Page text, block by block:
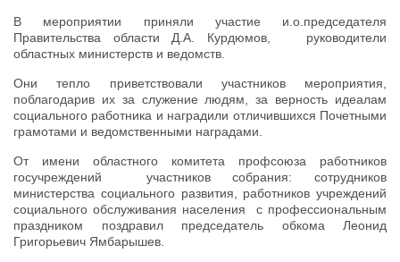
В мероприятии приняли участие и.о.председателя
Правительства области Д.А. Курдюмов, руководители
областных министерств и ведомств.
Они тепло приветствовали участников мероприятия,
поблагодарив их за служение людям, за верность идеалам
социального работника и наградили отличившихся Почетными
грамотами и ведомственными наградами.
От имени областного комитета профсоюза работников
госучреждений участников собрания: сотрудников
министерства социального развития, работников учреждений
социального обслуживания населения с профессиональным
праздником поздравил председатель обкома Леонид
Григорьевич Ямбарышев.